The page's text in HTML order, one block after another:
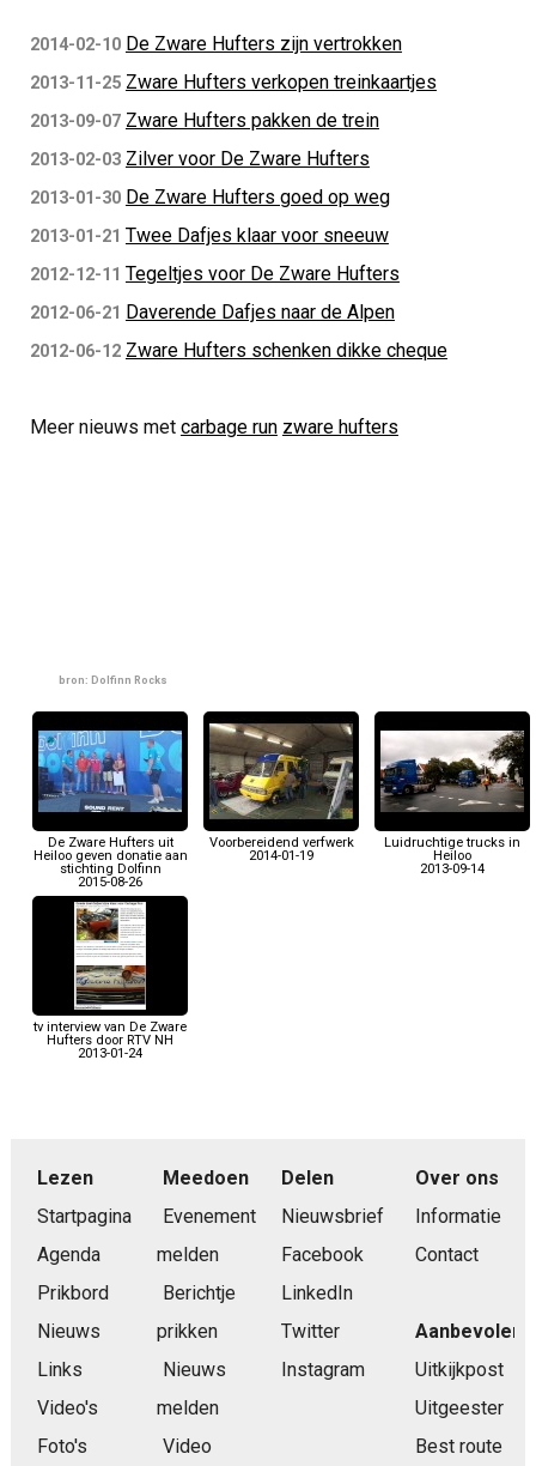
2014-02-10 De Zware Hufters zijn vertrokken
2013-11-25 Zware Hufters verkopen treinkaartjes
2013-09-07 Zware Hufters pakken de trein
2013-02-03 Zilver voor De Zware Hufters
2013-01-30 De Zware Hufters goed op weg
2013-01-21 Twee Dafjes klaar voor sneeuw
2012-12-11 Tegeltjes voor De Zware Hufters
2012-06-21 Daverende Dafjes naar de Alpen
2012-06-12 Zware Hufters schenken dikke cheque
Meer nieuws met carbage run zware hufters
bron: Dolfinn Rocks
De Zware Hufters uit
Heiloo geven donatie aan
stichting Dolfinn
2015-08-26
Voorbereidend verfwerk
2014-01-19
Luidruchtige trucks in
Heiloo
2013-09-14
tv interview van De Zware
Hufters door RTV NH
2013-01-24
Lezen
Startpagina
Agenda
Prikbord
Nieuws
Links
Video's
Foto's
Meedoen
Evenement
melden
Berichtje
prikken
Nieuws
melden
Video
Delen
Nieuwsbrief
Facebook
LinkedIn
Twitter
Instagram
Over ons
Informatie
Contact
Aanbevolen
Uitkijkpost
Uitgeester
Best route